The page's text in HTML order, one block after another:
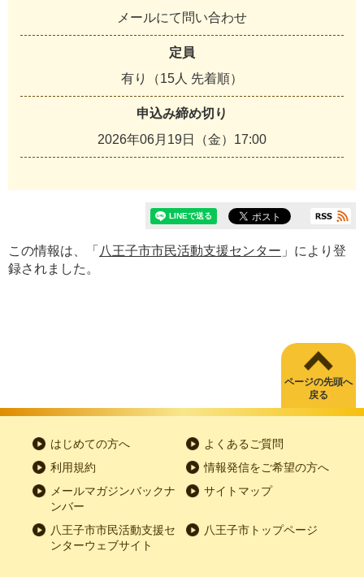
メールにて問い合わせ
定員
有り（15人 先着順）
申込み締め切り
2026年06月19日（金）17:00
この情報は、「 八王子市市民活動支援センター 」により登
録されました。
ページの先頭へ
戻る
はじめての方へ
よくあるご質問
利用規約
情報発信をご希望の方へ
メールマガジンバックナ
ンバー
サイトマップ
八王子市市民活動支援セ
ンターウェブサイト
八王子市トップページ